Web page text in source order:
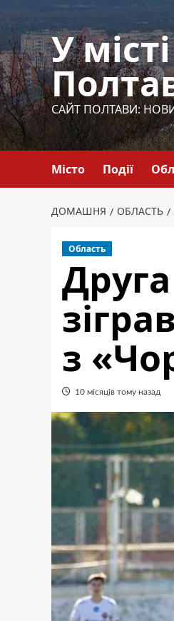
до
вмісту
У місті
САЙТ ПОЛТАВИ:
Місто Події
ДОМАШНЯ ОБЛАСТЬ
Область
з
10 місяців тому назад